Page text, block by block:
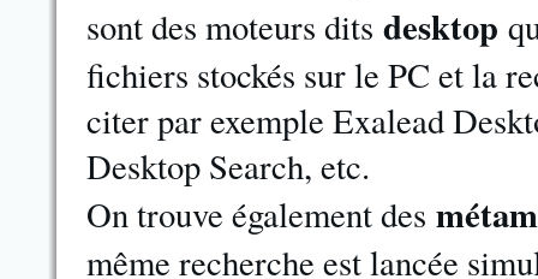
sont des moteurs dits desktop
fichiers stockés sur le PC et la
citer par exemple Exalead
Desktop Search, etc.
On trouve également des
même recherche est lancée